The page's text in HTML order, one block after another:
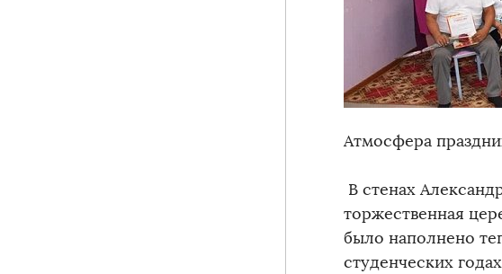
Атмосфера
В стенах
торжественная
было наполнено
студенческих